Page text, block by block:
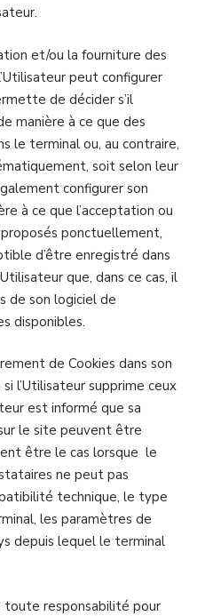
et/ou la fourniture des
peut configurer
de décider s’il
manière à ce que des
le terminal ou, au contraire,
soit selon leur
configurer son
à ce que l’acceptation ou
ponctuellement,
d’être enregistré dans
que, dans ce cas, il
de son logiciel de
disponibles.
de Cookies dans son
l’Utilisateur supprime ceux
est informé que sa
le site peuvent être
être le cas lorsque le
ne peut pas
technique, le type
les paramètres de
depuis lequel le terminal
toute responsabilité pour